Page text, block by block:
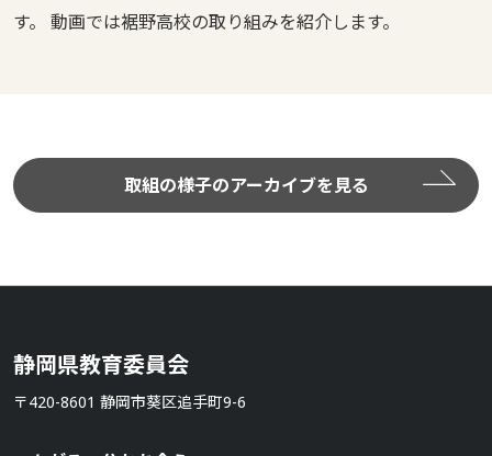
す。 動画では裾野高校の取り組みを紹介します。
取組の様子のアーカイブを見る
静岡県教育委員会
〒420-8601 静岡市葵区追手町9-6